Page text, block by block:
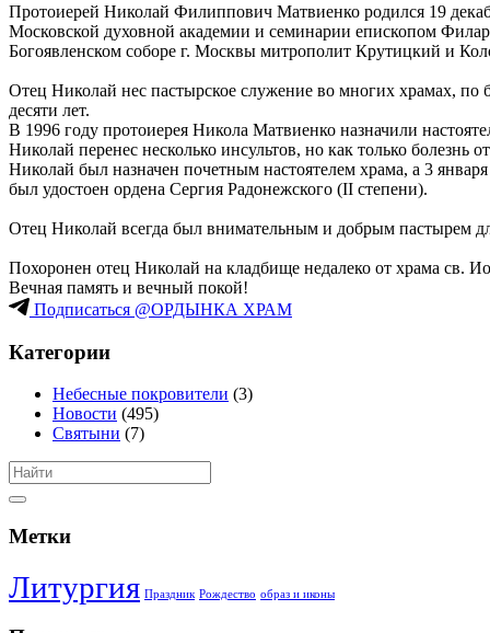
Протоиерей Николай Филиппович Матвиенко родился 19
Московской духовной академии и семинарии епископом
Богоявленском соборе г. Москвы митрополит Крутицкий и
Отец Николай нес пастырское служение во многих храмах,
десяти лет.
В 1996 году протоиерея Никола Матвиенко назначили
Николай перенес несколько инсультов, но как только
Николай был назначен почетным настоятелем храма, а 3
был удостоен ордена Сергия Радонежского (II степени).
Отец Николай всегда был внимательным и добрым пастырем
Похоронен отец Николай на кладбище недалеко от храма св.
Вечная память и вечный покой!
Подписаться @ОРДЫНКА ХРАМ
Категории
Небесные покровители (3)
Новости (495)
Святыни (7)
Метки
Литургия Праздник Рождество образ и иконы